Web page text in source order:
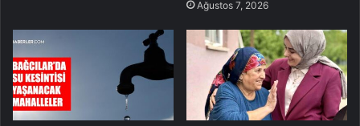
Ağustos 7, 2026